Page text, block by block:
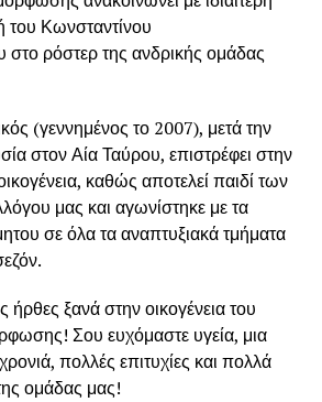
του Κωνσταντίνου
ρόστερ της ανδρικής ομάδας
(γεννημένος το 2007), μετά την
στον Αία Ταύρου, επιστρέφει στην
καθώς αποτελεί παιδί των
μας και αγωνίστηκε με τα
σε όλα τα αναπτυξιακά τμήματα
ξανά στην οικογένεια του
Σου ευχόμαστε υγεία, μια
πολλές επιτυχίες και πολλά
ομάδας μας!